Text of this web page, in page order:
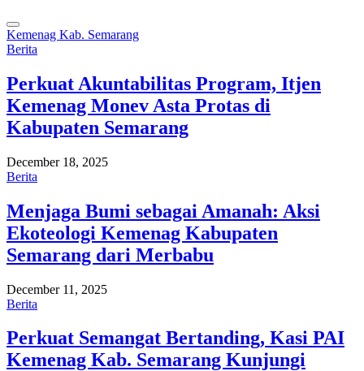
Kemenag Kab. Semarang
Berita
Perkuat Akuntabilitas Program, Itjen
Kemenag Monev Asta Protas di
Kabupaten Semarang
December 18, 2025
Berita
Menjaga Bumi sebagai Amanah: Aksi
Ekoteologi Kemenag Kabupaten
Semarang dari Merbabu
December 11, 2025
Berita
Perkuat Semangat Bertanding, Kasi PAI
Kemenag Kab. Semarang Kunjungi